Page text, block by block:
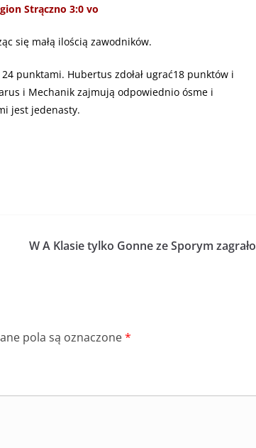
Strączno 3:0 vo
się małą ilością zawodników.
punktami. Hubertus zdołał ugrać18 punktów i
i Mechanik zajmują odpowiednio ósme i
jest jedenasty.
W A Klasie tylko Gonne ze Sporym zagrało
pola są oznaczone*